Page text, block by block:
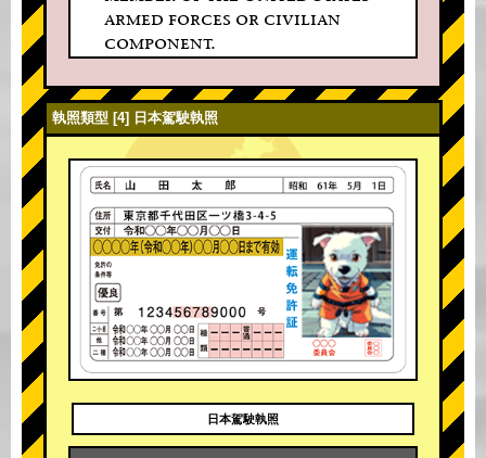
armed forces or civilian
component.
執照類型 [4] 日本駕駛執照
日本駕駛執照